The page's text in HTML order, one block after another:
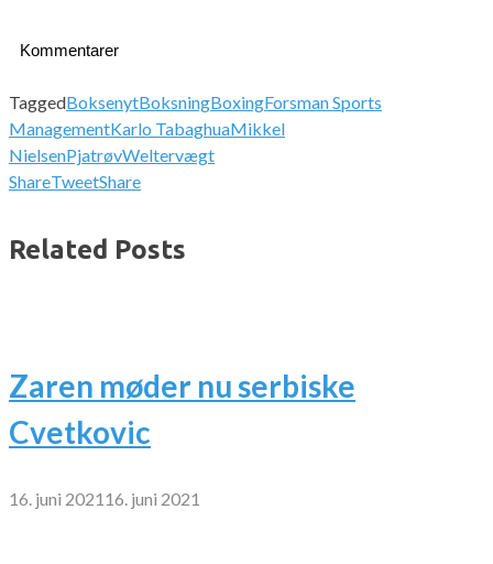
Kommentarer
TaggedBoksenytBoksningBoxingForsman Sports
ManagementKarlo TabaghuaMikkel
NielsenPjatrøvWeltervægt
ShareTweetShare
Related Posts
Zaren møder nu serbiske
Cvetkovic
16. juni 2021 16. juni 2021